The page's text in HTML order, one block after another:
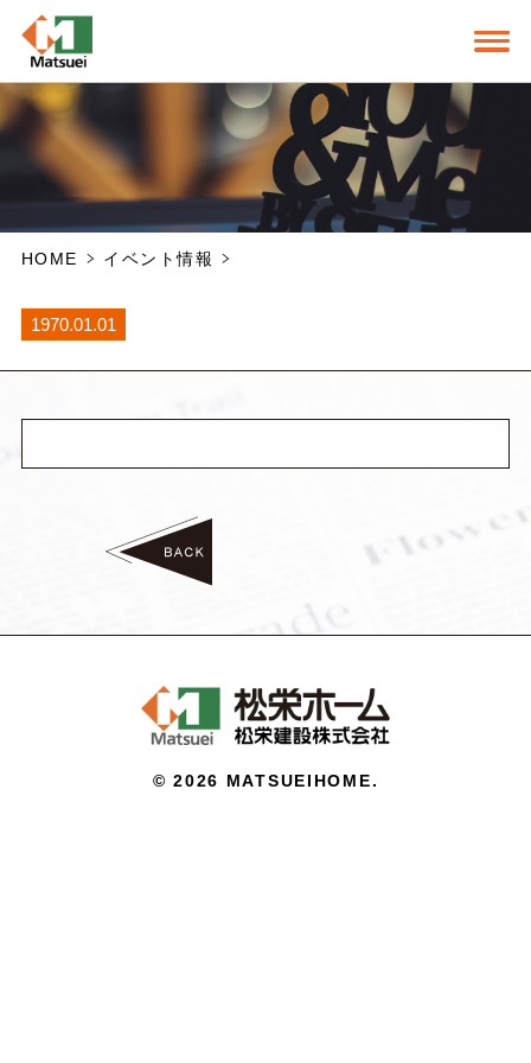
HOME イベント情報
1970.01.01
©2026 MATSUEIHOME.